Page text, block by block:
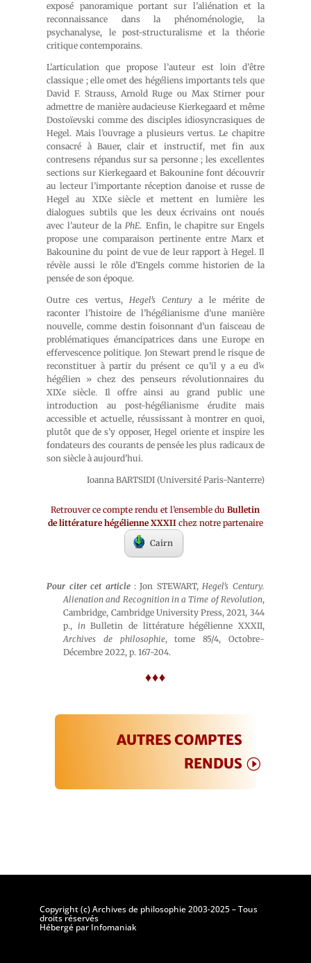
exposé panoramique portant sur l’aliénation et la
reconnaissance dans la phénoménologie, la
psychanalyse, le post-structuralisme et la théorie
critique contemporains.
L’articulation que propose l’auteur est loin d’être
classique ; elle omet des hégéliens importants tels que
David F. Strauss, Arnold Ruge ou Max Stirner pour
admettre de manière audacieuse Kierkegaard et même
Dostoïevski comme des disciples idiosyncrasiques de
Hegel. Mais l’ouvrage a plusieurs vertus. Le chapitre
consacré à Bauer, clair et instructif, met fin aux
contresens répandus sur sa personne ; les excellentes
sections sur Kierkegaard et Bakounine font découvrir
au lecteur l’importante réception danoise et russe de
Hegel au XIXe siècle et mettent en lumière les
dialogues subtils que les deux écrivains ont noués
avec l’auteur de laPhE. Enfin, le chapitre sur Engels
propose une comparaison pertinente entre Marx et
Bakounine du point de vue de leur rapport à Hegel. Il
révèle aussi le rôle d’Engels comme historien de la
pensée de son époque.
Outre ces vertus, Hegel’s Century a le mérite de
raconter l’histoire de l’hégélianisme d’une manière
nouvelle, comme destin foisonnant d’un faisceau de
problématiques émancipatrices dans une Europe en
effervescence politique. Jon Stewart prend le risque de
reconstituer à partir du présent ce qu’il y a eu d’«
hégélien » chez des penseurs révolutionnaires du
XIXe siècle. Il offre ainsi au grand public une
introduction au post-hégélianisme érudite mais
accessible et actuelle, réussissant à montrer en quoi,
plutôt que de s’y opposer, Hegel oriente et inspire les
fondateurs des courants de pensée les plus radicaux de
son siècle à aujourd’hui.
Ioanna BARTSIDI (Université Paris-Nanterre)
Retrouver ce compte rendu et l’ensemble duBulletin
de littérature hégélienne XXXII chez notre partenaire
Cairn
Pour citer cet article: Jon STEWART,Hegel’s Century.
Alienation and Recognition in a Time of Revolution,
Cambridge, Cambridge University Press, 2021, 344
p., inBulletin de littérature hégélienne XXXII,
Archives de philosophie, tome 85/4, Octobre-
Décembre 2022, p. 167-204.
♦♦♦
AUTRES COMPTES
RENDUS
Copyright (c) Archives de philosophie 2003-2025 – Tous
droits réservés
Hébergé par Infomaniak